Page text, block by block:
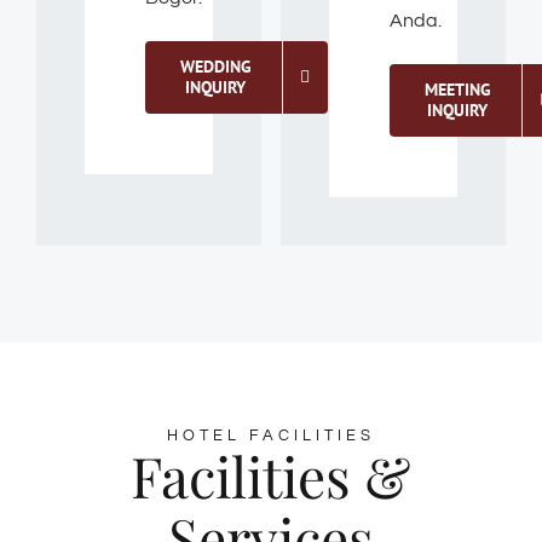
WEDDING
INQUIRY
Anda.
MEETING
INQUIRY
HOTEL FACILITIES
Facilities &